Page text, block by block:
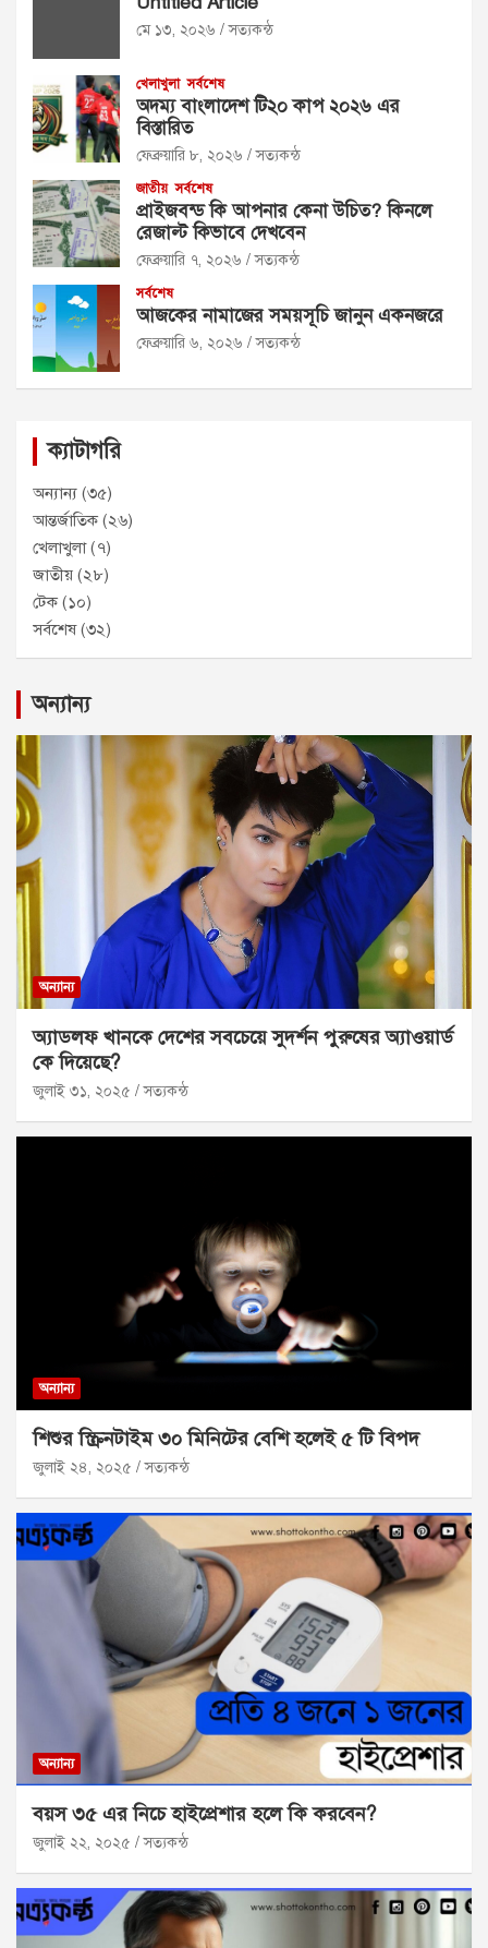
মে ১৩, ২০২৬ সত্যকন্ঠ
খেলাখুলা সর্বশেষ
অদম্য বাংলাদেশ টি২০ কাপ ২০২৬ এর
বিস্তারিত
ফেব্রুয়ারি ৮, ২০২৬ সত্যকন্ঠ
জাতীয় সর্বশেষ
প্রাইজবন্ড কি আপনার কেনা উচিত? কিনলে
রেজাল্ট কিভাবে দেখবেন
ফেব্রুয়ারি ৭, ২০২৬ সত্যকন্ঠ
সর্বশেষ
আজকের নামাজের সময়সূচি জানুন একনজরে
ফেব্রুয়ারি ৬, ২০২৬ সত্যকন্ঠ
ক্যাটাগরি
অন্যান্য (৩৫)
আন্তর্জাতিক(২৬)
খেলাখুলা(৭)
জাতীয় (২৮)
টেক(১০)
সর্বশেষ(৩২)
অন্যান্য
অন্যান্য
অ্যাডলফ খানকে দেশের সবচেয়ে সুদর্শন পুরুষের অ্যাওয়ার্ড
কে দিয়েছে?
জুলাই ৩১, ২০২৫ সত্যকন্ঠ
অন্যান্য
শিশুর স্ক্রিনটাইম ৩০ মিনিটের বেশি হলেই ৫ টি বিপদ
জুলাই ২৪, ২০২৫ সত্যকন্ঠ
অন্যান্য
বয়স ৩৫ এর নিচে হাইপ্রেশার হলে কি করবেন?
জুলাই ২২, ২০২৫ সত্যকন্ঠ